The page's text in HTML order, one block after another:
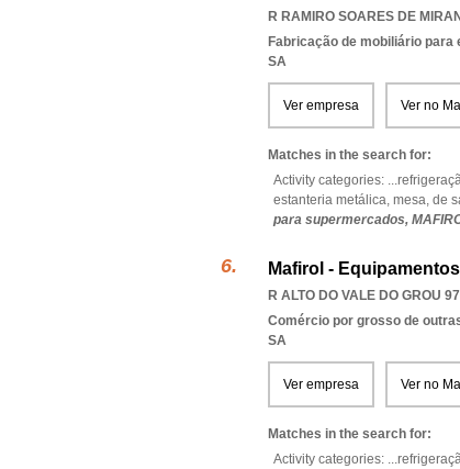
R RAMIRO SOARES DE
Fabricação de mobiliário
SA
Ver empresa Ver no
Matches in the search for:
Activity categories: ...
estanteria metálica, mesa, de
para supermercados,
Mafirol -
R ALTO DO VALE DO GROU
Comércio por grosso de
SA
Ver empresa Ver no
Matches in the search for:
Activity categories: ...